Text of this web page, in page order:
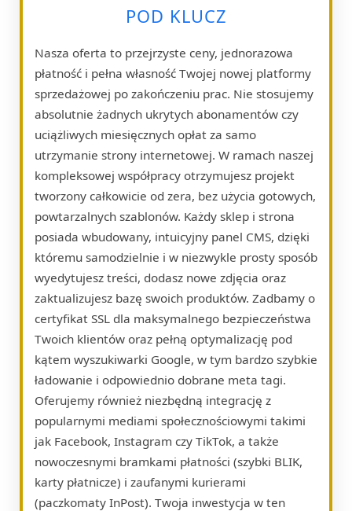
POD KLUCZ
Nasza oferta to przejrzyste ceny, jednorazowa
płatność i pełna własność Twojej nowej platformy
sprzedażowej po zakończeniu prac. Nie stosujemy
absolutnie żadnych ukrytych abonamentów czy
uciążliwych miesięcznych opłat za samo
utrzymanie strony internetowej. W ramach naszej
kompleksowej współpracy otrzymujesz projekt
tworzony całkowicie od zera, bez użycia gotowych,
powtarzalnych szablonów. Każdy sklep i strona
posiada wbudowany, intuicyjny panel CMS, dzięki
któremu samodzielnie i w niezwykle prosty sposób
wyedytujesz treści, dodasz nowe zdjęcia oraz
zaktualizujesz bazę swoich produktów. Zadbamy o
certyfikat SSL dla maksymalnego bezpieczeństwa
Twoich klientów oraz pełną optymalizację pod
kątem wyszukiwarki Google, w tym bardzo szybkie
ładowanie i odpowiednio dobrane meta tagi.
Oferujemy również niezbędną integrację z
popularnymi mediami społecznościowymi takimi
jak Facebook, Instagram czy TikTok, a także
nowoczesnymi bramkami płatności (szybki BLIK,
karty płatnicze) i zaufanymi kurierami
(paczkomaty InPost). Twoja inwestycja w ten